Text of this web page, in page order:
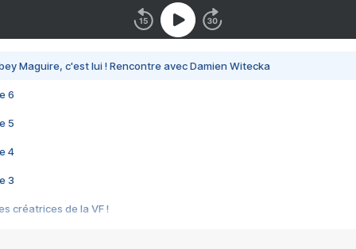
Maguire, c'est lui ! Rencontre avec Damien Witecka
6
5
4
3
créatrices de la VF !